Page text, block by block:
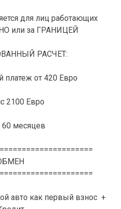
для лиц работающих
или за ГРАНИЦЕЙ
РАСЧЕТ:
от 420 Евро
2100 Евро
60 месяцев
авто как первый взнос +